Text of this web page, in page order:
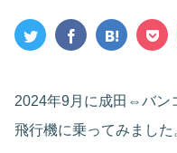
2024年9月に成田⇔バン
飛行機に乗ってみました